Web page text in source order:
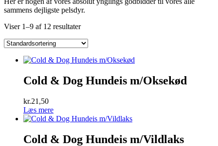
sammens dejligste pelsdyr.
Viser 1–9 af 12 resultater
Cold & Dog Hundeis m/Oksekød
kr.21,50
Læs mere
Cold & Dog Hundeis m/Vildlaks